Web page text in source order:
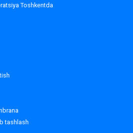
Toshkentda
tashlash